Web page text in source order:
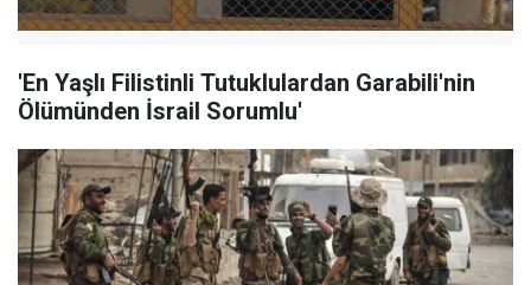
'En Yaşlı Filistinli Tutuklulardan Garabili'nin
Ölümünden İsrail Sorumlu'